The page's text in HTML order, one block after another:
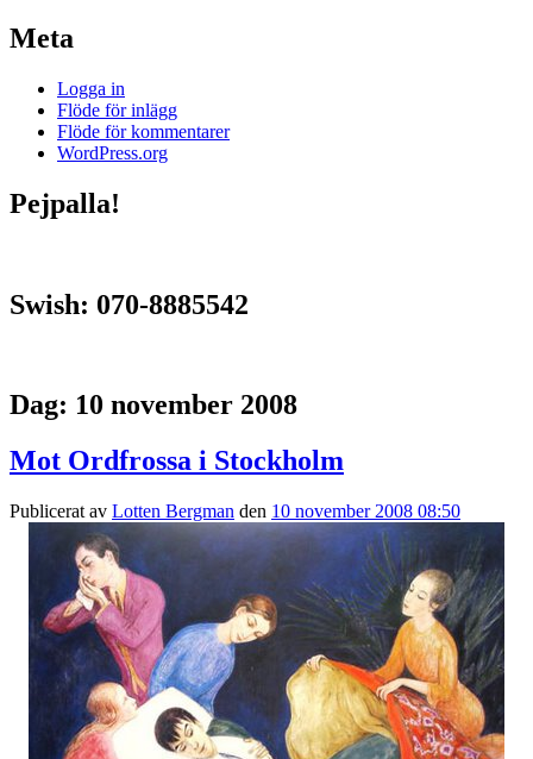
Meta
Logga in
Flöde för inlägg
Flöde för kommentarer
WordPress.org
Pejpalla!
Swish: 070-8885542
Dag: 10 november 2008
Mot Ordfrossa i Stockholm
Publicerat av Lotten Bergman den 10 november 2008 08:50